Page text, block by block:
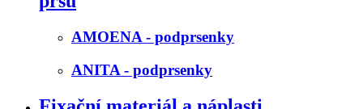
AMOENA - podprsenky
ANITA - podprsenky